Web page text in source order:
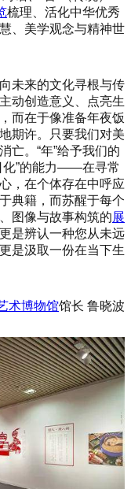
梳理、活化中华优秀
、美学观念与精神世
未来的文化寻根与传
动创造意义、点亮生
而在于像准备年夜饭
期许。只要我们对美
亡。“年”给予我们的
化”的能力——在寻常
，在个体存在中呼应
典籍，而苏醒于每个
图像与故事构筑的展
是辨认一种您从未远
是汲取一份在当下生
术博物馆馆长 鲁晓波